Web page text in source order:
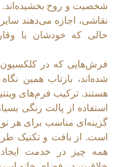
شخصیت و روح بخشیده‌اند.
نقاشی، اجازه می‌دهند
حالی که خودشان با
فرش‌هایی که در کلکسیون
شده‌اند، بازتاب همین
هستند. ترکیب فرم‌های
استفاده از پالت رنگی
گزینه‌ای مناسب برای هر
است. از بافت و تکنیک
همه چیز در خدمت